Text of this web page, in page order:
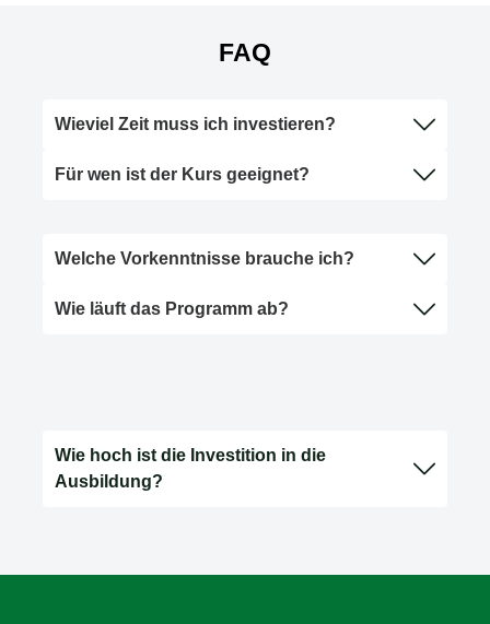
FAQ
Wieviel Zeit muss ich investieren?
Für wen ist der Kurs geeignet?
Welche Vorkenntnisse brauche ich?
Wie läuft das Programm ab?
Wie hoch ist die Investition in die
Ausbildung?